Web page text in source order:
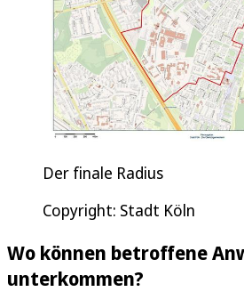
Der finale Radius
Copyright: Stadt Köln
Wo können betroffene
unterkommen?